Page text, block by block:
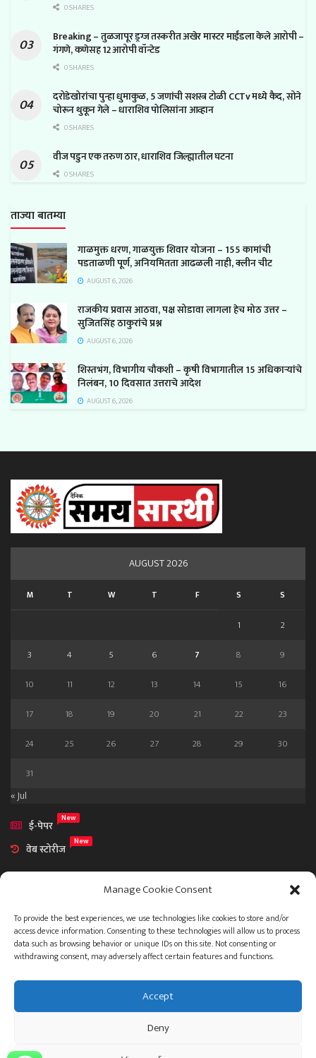
Manage Cookie Consent
To provide the best experiences, we use technologies like cookies to store and/or
access device information. Consenting to these technologies will allow us to process
data such as browsing behavior or unique IDs on this site. Not consenting or
withdrawing consent, may adversely affect certain features and functions.
Accept
Deny
0 SHARES
Breaking – तुळजापूर ड्रग्ज तस्करीत अखेर मास्टर माईंडला केले आरोपी –
गंगणे, कणेसह 12 आरोपी वॉन्टेड
0 SHARES
दरोडेखोरांचा पुन्हा धुमाकुळ, 5 जणांची सशस्त्र टोळी CCTv मध्ये कैद, सोने
चोरून थुकून गेले – धाराशिव पोलिसांना आव्हान
0 SHARES
वीज पडुन एक तरुण ठार, धाराशिव जिल्ह्यातील घटना
0 SHARES
ताज्या बातम्या
गाळमुक्त धरण, गाळयुक्त शिवार योजना – 155 कामांची
पडताळणी पूर्ण, अनियमितता आढळली नाही, क्लीन चीट
AUGUST 6, 2026
राजकीय प्रवास आठवा, पक्ष सोडावा लागला हेच मोठ उत्तर –
सुजितसिंह ठाकुरांचे प्रश्न
AUGUST 6, 2026
शिस्तभंग, विभागीय चौकशी – कृषी विभागातील 15 अधिकाऱ्यांचे
निलंबन, 10 दिवसात उत्तराचे आदेश
AUGUST 6, 2026
AUGUST 2026
M T W T F S S
1
2
3
4 5 6 7 8
9
10
11 12 13 14 15
16
17
18 19 20 21 22
23
24
25 26 27 28 29
30
31
« Jul
ई-पेपर
New
वेब स्टोरीज New
आमच्या विषयी
संपर्क